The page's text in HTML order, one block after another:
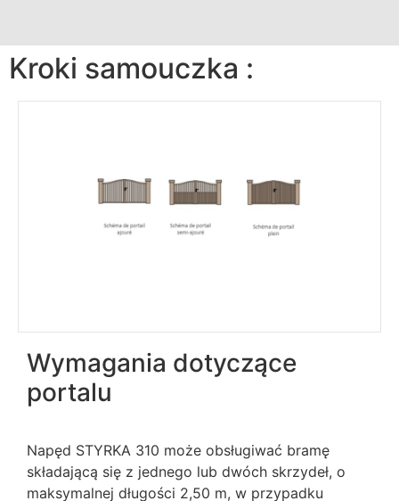
Kroki samouczka :
Wymagania dotyczące
portalu
Napęd STYRKA 310 może obsługiwać bramę
składającą się z jednego lub dwóch skrzydeł, o
maksymalnej długości 2,50 m, w przypadku